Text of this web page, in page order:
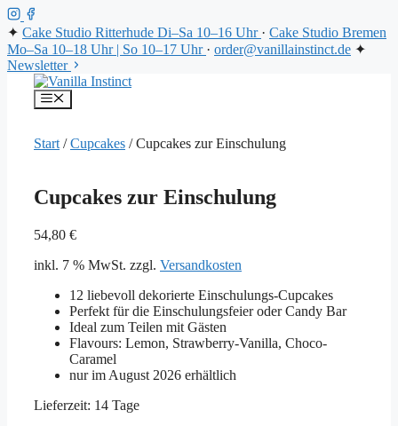
✦ Cake Studio Ritterhude Di–Sa 10–16 Uhr · Cake Studio Bremen
Mo–Sa 10–18 Uhr | So 10–17 Uhr · order@vanillainstinct.de ✦
Newsletter
Inhalt
springen
Menü
Start /Cupcakes / Cupcakes zur Einschulung
Cupcakes zur Einschulung
54,80 €
inkl. 7 % MwSt. zzgl. Versandkosten
12 liebevoll dekorierte Einschulungs-Cupcakes
Perfekt für die Einschulungsfeier oder Candy Bar
Ideal zum Teilen mit Gästen
Flavours: Lemon, Strawberry-Vanilla, Choco-
Caramel
nur im August 2026 erhältlich
Lieferzeit: 14 Tage